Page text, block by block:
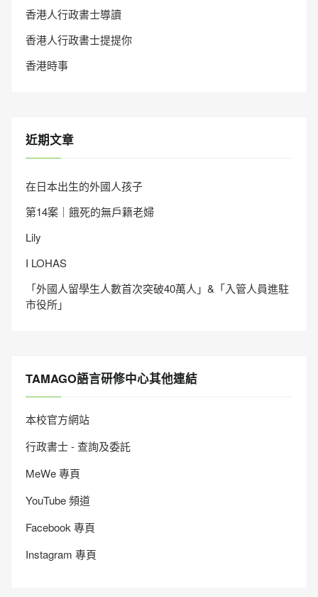
香港人行政書士導讀
香港人行政書士提提你
香港時事
近期文章
在日本出生的外國人孩子
第14案｜餓死的無戶籍老婦
Lily
I LOHAS
「外國人留學生人數首次突破40萬人」&「入管人員進駐
市役所」
TAMAGO語言研修中心其他連結
本校官方網站
行政書士 - 查詢及委託
MeWe 專頁
YouTube 頻道
Facebook 專頁
Instagram 專頁